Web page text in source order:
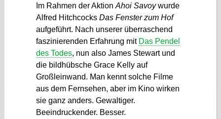
Im Rahmen der Aktion Ahoi Savoywurde
Alfred Hitchcocks Das Fenster zum Hof
aufgeführt. Nach unserer überraschend
faszinierenden Erfahrung mit Das Pendel
des Todes, nun also James Stewart und
die bildhübsche Grace Kelly auf
Großleinwand. Man kennt solche Filme
aus dem Fernsehen, aber im Kino wirken
sie ganz anders. Gewaltiger.
Beeindruckender. Besser.